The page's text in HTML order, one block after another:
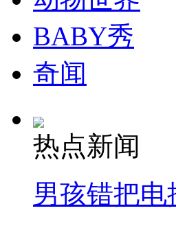
纽约上演“枕头大战”
BABY秀
奇闻
热点新闻
男孩错把电